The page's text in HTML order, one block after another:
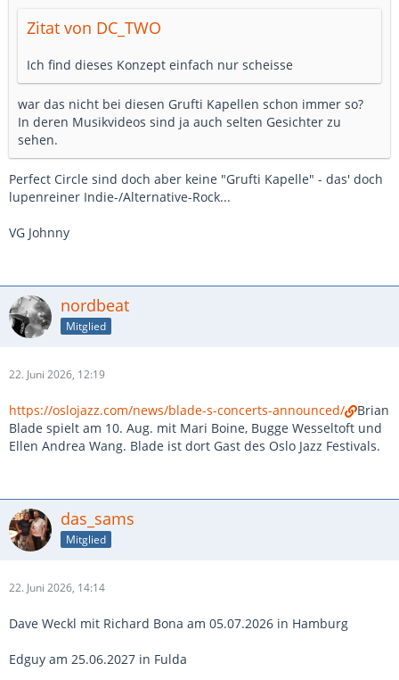
Zitat von DC_TWO
Ich find dieses Konzept einfach nur scheisse
war das nicht bei diesen Grufti Kapellen schon immer so?
In deren Musikvideos sind ja auch selten Gesichter zu
sehen.
Perfect Circle sind doch aber keine "Grufti Kapelle" - das' doch
lupenreiner Indie-/Alternative-Rock...
VG Johnny
nordbeat
Mitglied
22. Juni 2026, 12:19
https://oslojazz.com/news/blade-s-concerts-announced/
Brian
Blade spielt am 10. Aug. mit Mari Boine, Bugge Wesseltoft und
Ellen Andrea Wang. Blade ist dort Gast des Oslo Jazz Festivals.
das_sams
Mitglied
22. Juni 2026, 14:14
Dave Weckl mit Richard Bona am 05.07.2026 in Hamburg
Edguy am 25.06.2027 in Fulda